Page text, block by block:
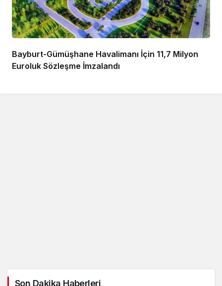
Bayburt-Gümüşhane Havalimanı İçin 11,7 Milyon
Euroluk Sözleşme İmzalandı
Son Dakika Haberleri